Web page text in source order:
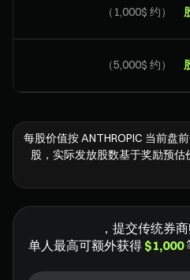
（约 $⁦1,000⁩）
（约 $⁦5,000⁩）
每股价值按 ANTHROPIC 当前盘
股，实际发放股数基于奖励预
提交传统券
，
单人最高可额外获得 $⁦1,000⁩